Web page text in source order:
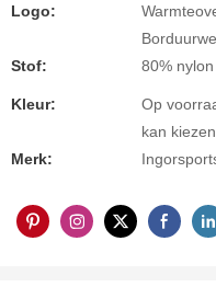
Logo:
Stof:
80%
Kleur:
Op
kan
Merk: